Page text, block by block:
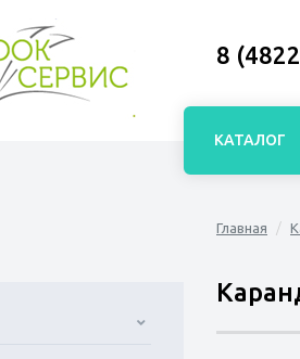
Главная
8
КАТАЛОГ